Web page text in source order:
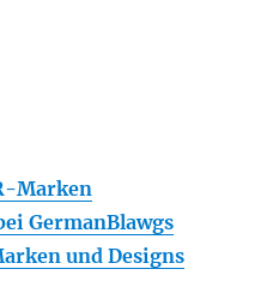
Marken
GermanBlawgs
und Designs